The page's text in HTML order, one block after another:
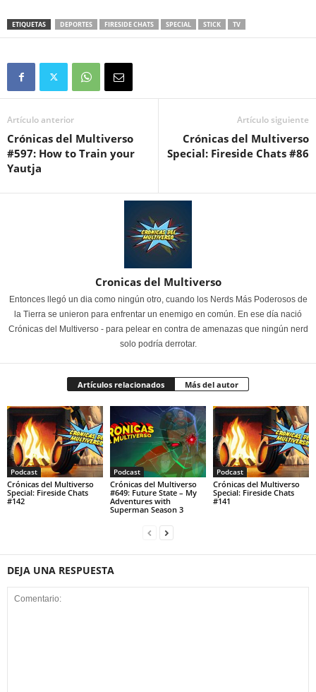
ETIQUETAS DEPORTES FIRESIDE CHATS SPECIAL STICK TV
Artículo anterior
Crónicas del Multiverso
#597: How to Train your
Yautja
Artículo siguiente
Crónicas del Multiverso
Special: Fireside Chats #86
Cronicas del Multiverso
Entonces llegó un dia como ningún otro, cuando los Nerds Más Poderosos de
la Tierra se unieron para enfrentar un enemigo en común. En ese día nació
Crónicas del Multiverso - para pelear en contra de amenazas que ningún nerd
solo podría derrotar.
Artículos relacionados Más del autor
Podcast
Crónicas del Multiverso
Special: Fireside Chats
#142
Podcast
Crónicas del Multiverso
#649: Future State – My
Adventures with
Superman Season 3
Podcast
Crónicas del Multiverso
Special: Fireside Chats
#141
DEJA UNA RESPUESTA